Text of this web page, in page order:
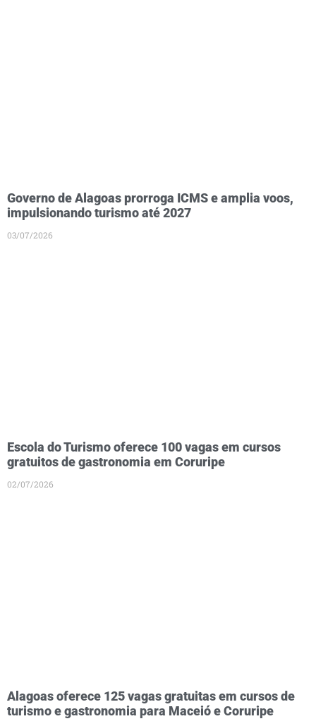
Governo de Alagoas prorroga ICMS e amplia voos,
impulsionando turismo até 2027
03/07/2026
Escola do Turismo oferece 100 vagas em cursos
gratuitos de gastronomia em Coruripe
02/07/2026
Alagoas oferece 125 vagas gratuitas em cursos de
turismo e gastronomia para Maceió e Coruripe